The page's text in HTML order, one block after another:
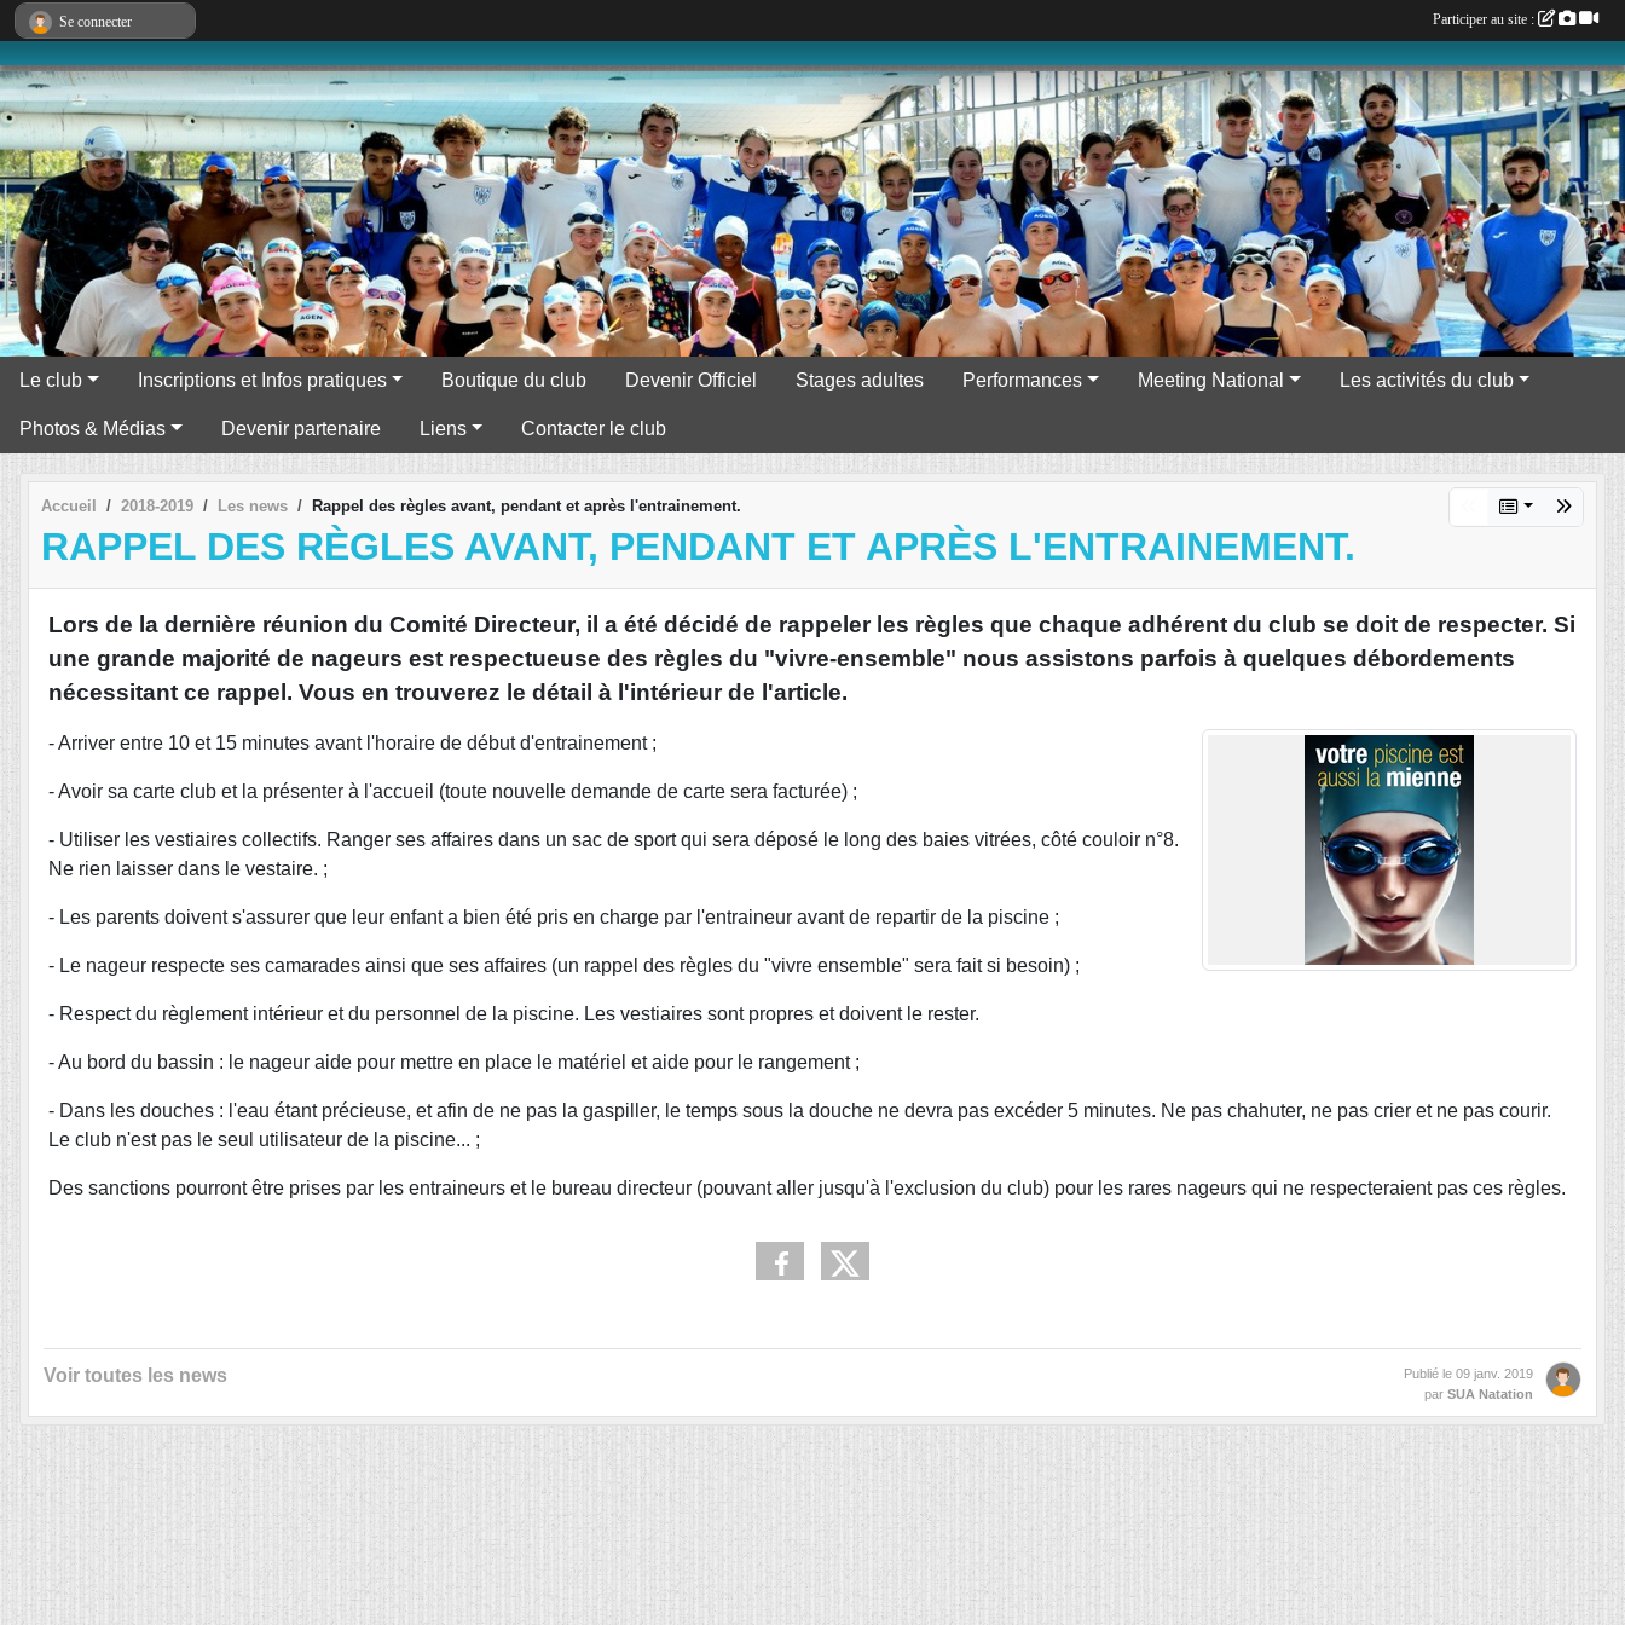
Le club Inscriptions et Infos pratiques Boutique du club Devenir Officiel Stages adultes Performances Meeting National Les activités du club
Photos & Médias Devenir partenaire Liens Contacter le club
Accueil 2018-2019 Les news Rappel des règles avant, pendant et après l'entrainement.
RAPPEL DES RÈGLES AVANT, PENDANT ET APRÈS L'ENTRAINEMENT.
Lors de la dernière réunion du Comité Directeur, il a été décidé de rappeler les règles que chaque adhérent du club se doit de respecter. Si
une grande majorité de nageurs est respectueuse des règles du "vivre-ensemble" nous assistons parfois à quelques débordements
nécessitant ce rappel. Vous en trouverez le détail à l'intérieur de l'article.
- Arriver entre 10 et 15 minutes avant l'horaire de début d'entrainement ;
- Avoir sa carte club et la présenter à l'accueil (toute nouvelle demande de carte sera facturée) ;
- Utiliser les vestiaires collectifs. Ranger ses affaires dans un sac de sport qui sera déposé le long des baies vitrées, côté couloir n°8.
Ne rien laisser dans le vestaire. ;
- Les parents doivent s'assurer que leur enfant a bien été pris en charge par l'entraineur avant de repartir de la piscine ;
- Le nageur respecte ses camarades ainsi que ses affaires (un rappel des règles du "vivre ensemble" sera fait si besoin) ;
- Respect du règlement intérieur et du personnel de la piscine. Les vestiaires sont propres et doivent le rester.
- Au bord du bassin : le nageur aide pour mettre en place le matériel et aide pour le rangement ;
- Dans les douches : l'eau étant précieuse, et afin de ne pas la gaspiller, le temps sous la douche ne devra pas excéder 5 minutes. Ne pas chahuter, ne pas crier et ne pas courir.
Le club n'est pas le seul utilisateur de la piscine... ;
Des sanctions pourront être prises par les entraineurs et le bureau directeur (pouvant aller jusqu'à l'exclusion du club) pour les rares nageurs qui ne respecteraient pas ces règles.
Voir toutes les news Publié le 09 janv. 2019
par SUA Natation
Se connecter Participer au site :
Panneau de gestion des cookies